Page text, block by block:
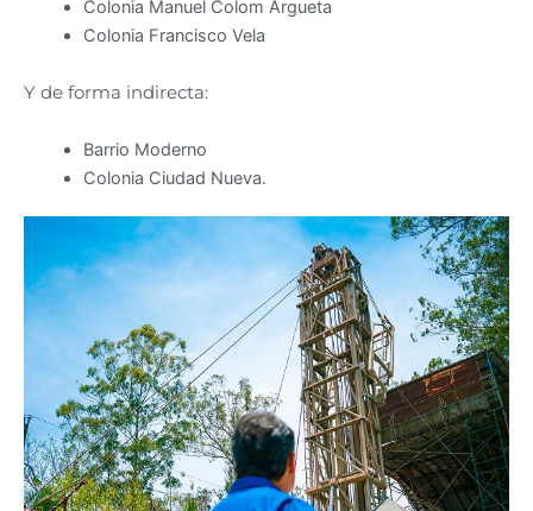
Colonia Manuel Colom Argueta
Colonia Francisco Vela
Y de forma indirecta:
Barrio Moderno
Colonia Ciudad Nueva.